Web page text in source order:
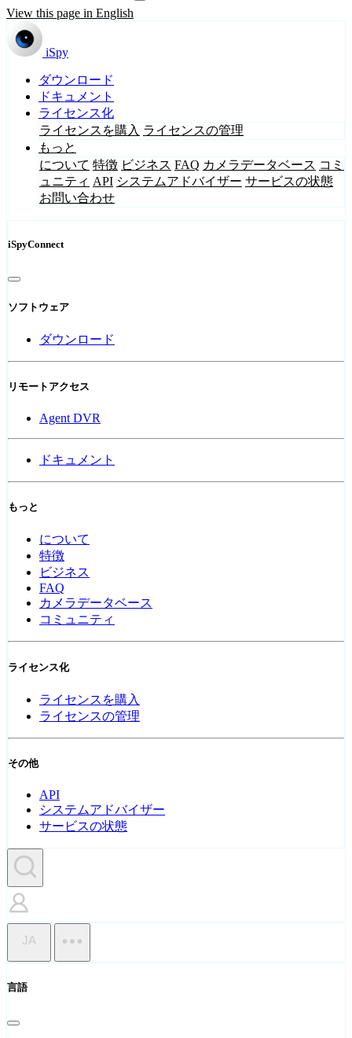
View this page in English
iSpy
ダウンロード
ドキュメント
ライセンス化
ライセンスを購入 ライセンスの管理
もっと
について 特徴 ビジネス FAQ カメラデータベース コミ
ュニティ API システムアドバイザー サービスの状態
お問い合わせ
iSpyConnect
ソフトウェア
ダウンロード
リモートアクセス
Agent DVR
ドキュメント
もっと
について
特徴
ビジネス
FAQ
カメラデータベース
コミュニティ
ライセンス化
ライセンスを購入
ライセンスの管理
その他
API
システムアドバイザー
サービスの状態
JA
言語